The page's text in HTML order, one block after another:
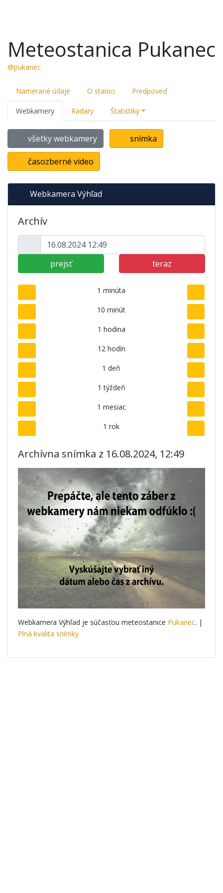
Meteostanica Pukanec
@pukanec
Namerané údaje O stanici Predpoveď
Webkamery Radary Štatistiky
všetky webkamery snímka
časozberné video
Webkamera Výhľad
Archív
prejsť teraz
1 minúta
10 minút
1 hodina
12 hodín
1 deň
1 týždeň
1 mesiac
1 rok
Archívna snímka z 16.08.2024, 12:49
Webkamera Výhľad je súčasťou meteostanice Pukanec. |
Plná kvalita snímky